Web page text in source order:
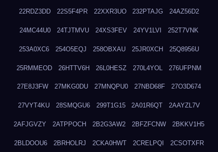
22RDZ3DD 22S5F4PR 22XXR3UO 232PTAJG 24AZ56D2
24MC44U0 24TJTMVU 24XS3FEV 24YV1LVI 252T7VNK
253A0XC6 254O5EQJ 258OBXAU 25JR0XCH 25Q8956U
25RMMEOD 26HTTV6H 26L0HESZ 270L4YOL 276UFPNM
27E8J3FW 27MKG0DU 27MNQPU0 27NBD68F 27O3D674
27VYT4KU 28SMQGU6 299T1G15 2A01R6QT 2AAYZL7V
2AFJGVZY 2ATPPOCH 2B2G3AW2 2BFZFCNW 2BKKV1H5
2BLDOOU6 2BRHOLRJ 2CKA0HWT 2CRELPQI 2CSOTXFR